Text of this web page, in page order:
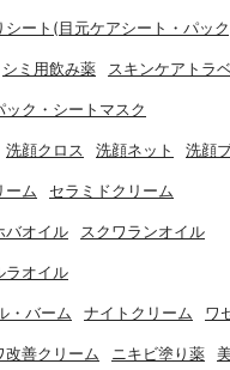
シート(目元ケアシート・パッ
シミ用飲み薬 スキンケアトラ
ック・シートマスク
洗顔クロス 洗顔ネット 洗顔
ーム セラミドクリーム
バオイル スクワランオイル
ラオイル
・バーム ナイトクリーム ワ
改善クリーム ニキビ塗り薬